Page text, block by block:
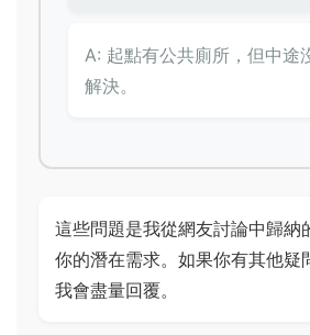
A: 起點有公共廁所，但中途
解決。
這些問題是我從網友討論中歸納
你的潛在需求。如果你有其他疑
我會盡量回覆。